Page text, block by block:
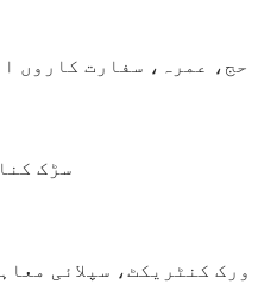
حج، عمرہ، سفارت کاروں
سڑک
ورک کنٹریکٹ، سپلائی